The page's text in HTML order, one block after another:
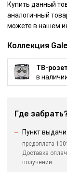
Купить данный
аналогичный
можете в нашем
Коллекция
ТВ-
в
Где
Пункт выдачи
предоплата
Доставка
получении